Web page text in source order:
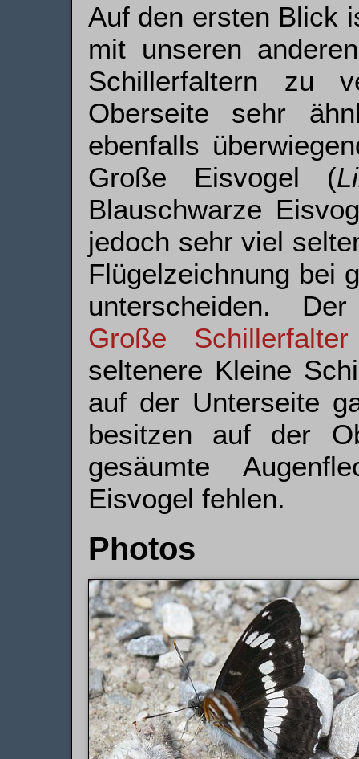
Auf den ersten Blick
mit unseren
Schillerfaltern zu
Oberseite sehr
ebenfalls
Große Eisvogel (
Blauschwarze
jedoch sehr viel
Flügelzeichnung bei
unterscheiden.
Große Schillerfalter
seltenere Kleine
auf der Unterseite
besitzen auf der
gesäumte
Eisvogel fehlen.
Photos